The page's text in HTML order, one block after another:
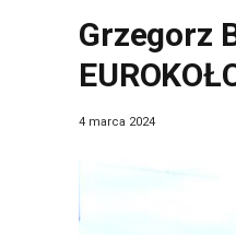
Grzegorz
4 marca 2024